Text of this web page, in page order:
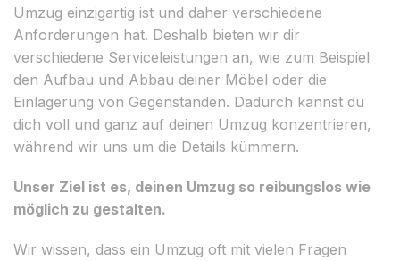
Umzug einzigartig ist und daher verschiedene
Anforderungen hat. Deshalb bieten wir dir
verschiedene Serviceleistungen an, wie zum Beispiel
den Aufbau und Abbau deiner Möbel oder die
Einlagerung von Gegenständen. Dadurch kannst du
dich voll und ganz auf deinen Umzug konzentrieren,
während wir uns um die Details kümmern.
Unser Ziel ist es, deinen Umzug so reibungslos wie
möglich zu gestalten.
Wir wissen, dass ein Umzug oft mit vielen Fragen